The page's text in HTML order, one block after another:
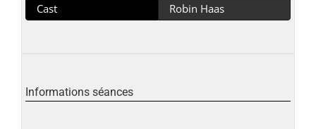
Cast Robin Haas
Informations séances